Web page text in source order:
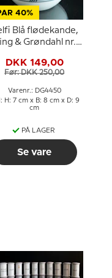
40%
Blå flødekande,
& Grøndahl nr.
DKK 149,00
Før: DKK 250,00
Varenr.: DG4450
H: 7 cm x B: 8 cm x D: 9
cm
PÅ LAGER
Se vare